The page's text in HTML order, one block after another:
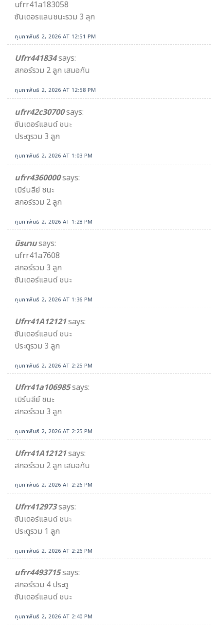
ufrr41a183058
ซันเดอรแลนชนะรวม 3 ลุก
กุมภาพันธ์ 2, 2026 AT 12:51 PM
Ufrr441834says:
สกอร์รวม 2 ลูก เสมอกัน
กุมภาพันธ์ 2, 2026 AT 12:58 PM
ufrr42c30700says:
ซันเดอร์แลนด์ ชนะ
ประตูรวม 3 ลูก
กุมภาพันธ์ 2, 2026 AT 1:03 PM
ufrr4360000says:
เบิร์นลีย์ ชนะ
สกอร์รวม 2 ลูก
กุมภาพันธ์ 2, 2026 AT 1:28 PM
นิรนามsays:
ufrr41a7608
สกอร์รวม 3 ลูก
ซันเดอร์แลนด์ ชนะ
กุมภาพันธ์ 2, 2026 AT 1:36 PM
Ufrr41A12121says:
ซันเดอร์แลนด์ ชนะ
ประตูรวม 3 ลูก
กุมภาพันธ์ 2, 2026 AT 2:25 PM
Ufrr41a106985says:
เบิร์นลีย์ ชนะ
สกอร์รวม 3 ลูก
กุมภาพันธ์ 2, 2026 AT 2:25 PM
Ufrr41A12121says:
สกอร์รวม 2 ลูก เสมอกัน
กุมภาพันธ์ 2, 2026 AT 2:26 PM
Ufrr412973says:
ซันเดอร์แลนด์ ชนะ
ประตูรวม 1 ลูก
กุมภาพันธ์ 2, 2026 AT 2:26 PM
ufrr4493715says:
สกอร์รวม 4 ประตู
ซันเดอร์แลนด์ ชนะ
กุมภาพันธ์ 2, 2026 AT 2:40 PM